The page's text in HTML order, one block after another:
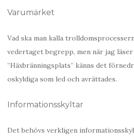
Varumärket
Vad ska man kalla
vedertaget begrepp, men när jag
”Häxbränningsplats” känns det
oskyldiga som led och avrättades.
Informationsskyltar
Det behövs verkligen